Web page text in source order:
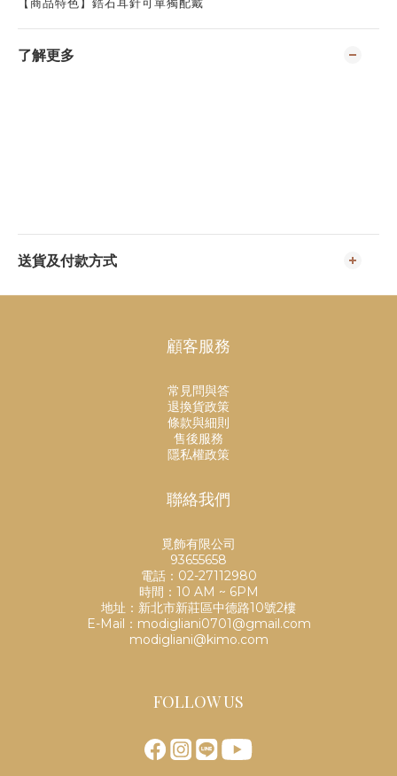
了解更多
送貨及付款方式
顧客服務
常見問與答
退換貨政策
條款與細則
售後服務
隱私權政策
聯絡我們
覓飾有限公司
93655658
電話：02-27112980
時間：10 AM ~ 6PM
地址：新北市新莊區中德路10號2樓
E-Mail：modigliani0701@gmail.com
modigliani@kimo.com
FOLLOW US